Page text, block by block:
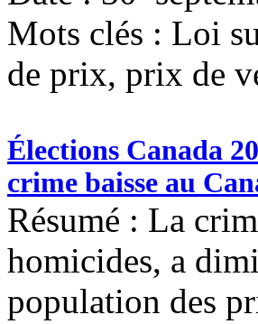
Mots clés : Loi
de prix, prix de
Élections Canada
crime baisse au
Résumé : La
homicides, a
population des